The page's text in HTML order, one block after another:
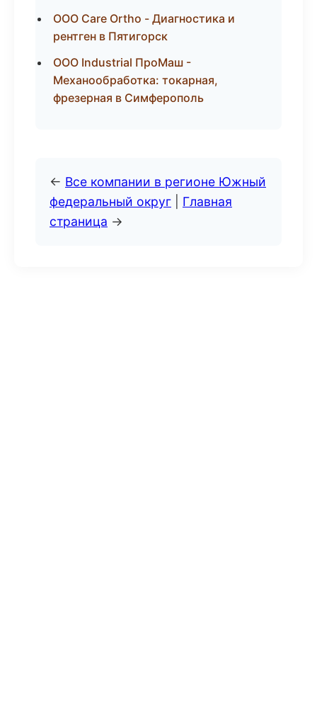
ООО Care Ortho - Диагностика и
рентген в Пятигорск
ООО Industrial ПроМаш -
Механообработка: токарная,
фрезерная в Симферополь
← Все компании в регионе Южный
федеральный округ
Главная
страница →